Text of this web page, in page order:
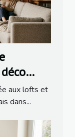
aux lofts et
dans...